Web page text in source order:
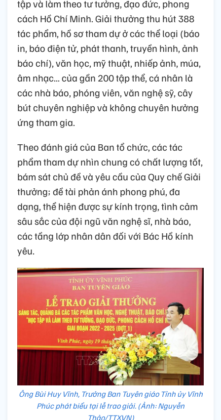
tập và làm theo tư tưởng, đạo đức, phong
cách Hồ Chí Minh. Giải thưởng thu hút 388
tác phẩm, hồ sơ tham dự ở các thể loại (báo
in, báo điện tử, phát thanh, truyền hình, ảnh
báo chí), văn học, mỹ thuật, nhiếp ảnh, múa,
âm nhạc... của gần 200 tập thể, cá nhân là
các nhà báo, phóng viên, văn nghệ sỹ, cây
bút chuyên nghiệp và không chuyên hưởng
ứng tham gia.
Theo đánh giá của Ban tổ chức, các tác
phẩm tham dự nhìn chung có chất lượng tốt,
bám sát chủ đề và yêu cầu của Quy chế Giải
thưởng; đề tài phản ánh phong phú, đa
dạng, thể hiện được sự kính trọng, tình cảm
sâu sắc của đội ngũ văn nghệ sĩ, nhà báo,
các tầng lớp nhân dân đối với Bác Hồ kính
yêu.
Ông Bùi Huy Vĩnh, Trưởng Ban Tuyên giáo Tỉnh ủy Vĩnh
Phúc phát biểu tại lễ trao giải. (Ảnh: Nguyễn
Thảo/TTXVN)